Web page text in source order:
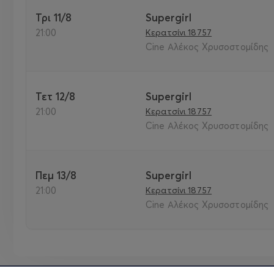
Τρι 11/8
21:00
Supergirl
Κερατσίνι 18757
Cine Αλέκος Χρυσοστομίδης
Τετ 12/8
21:00
Supergirl
Κερατσίνι 18757
Cine Αλέκος Χρυσοστομίδης
Πεμ 13/8
21:00
Supergirl
Κερατσίνι 18757
Cine Αλέκος Χρυσοστομίδης